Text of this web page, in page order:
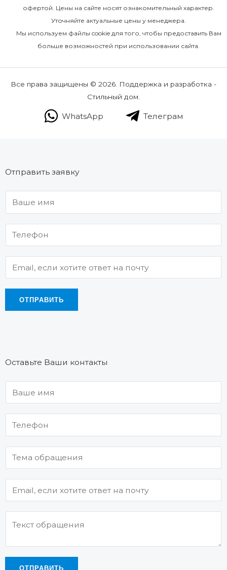
офертой. Цены на сайте носят ознакомительный характер.
Уточняйте актуальные цены у менеджера.
Мы используем файлы cookie для того, чтобы предоставить Вам
больше возможностей при использовании сайта.
Все права защищены © 2026. Поддержка и разработка -
Стильный дом.
WhatsApp Телеграм
Отправить заявку
ОТПРАВИТЬ
Оставьте Ваши контакты
ОТПРАВИТЬ